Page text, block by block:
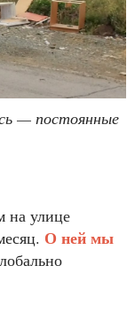
— постоянные
на улице
О ней мы